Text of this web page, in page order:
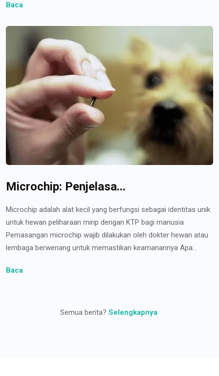
Baca
Microchip: Penjelasa...
Microchip adalah alat kecil yang berfungsi sebagai identitas unik
untuk hewan peliharaan mirip dengan KTP bagi manusia
Pemasangan microchip wajib dilakukan oleh dokter hewan atau
lembaga berwenang untuk memastikan keamanannya Apa...
Baca
Semua berita? Selengkapnya